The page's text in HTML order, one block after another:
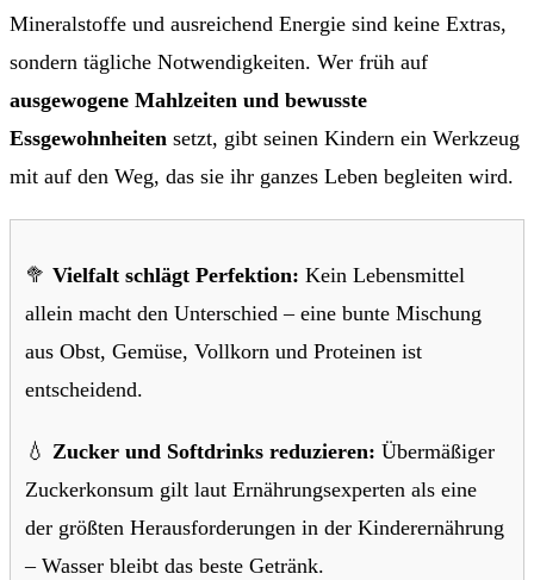
Mineralstoffe und ausreichend Energie sind keine Extras,
sondern tägliche Notwendigkeiten. Wer früh auf
ausgewogene Mahlzeiten und bewusste
Essgewohnheiten setzt, gibt seinen Kindern ein Werkzeug
mit auf den Weg, das sie ihr ganzes Leben begleiten wird.
🥦 Vielfalt schlägt Perfektion: Kein Lebensmittel
allein macht den Unterschied – eine bunte Mischung
aus Obst, Gemüse, Vollkorn und Proteinen ist
entscheidend.
💧 Zucker und Softdrinks reduzieren: Übermäßiger
Zuckerkonsum gilt laut Ernährungsexperten als eine
der größten Herausforderungen in der Kinderernährung
– Wasser bleibt das beste Getränk.